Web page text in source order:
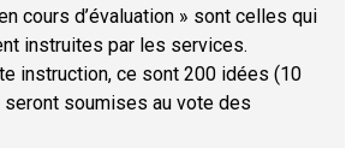
cours d’évaluation » sont celles qui
instruites par les services.
instruction, ce sont 200 idées (10
seront soumises au vote des